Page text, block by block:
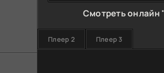
Смотреть онлайн
Плеер 2 Плеер 3